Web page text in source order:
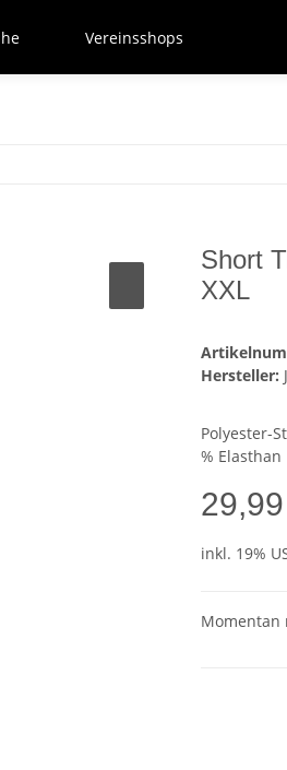
Vereinsshops
Short
XXL
Hersteller:
Polyester-
% Elasthan
inkl. 19%
Momentan